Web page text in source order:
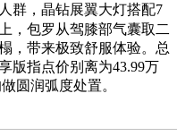
群，晶钻展翼大灯搭配7
，包罗从驾膝部气囊取二
，带来极致舒服体验。总
版指点价别离为43.99万
圆润弧度处置。